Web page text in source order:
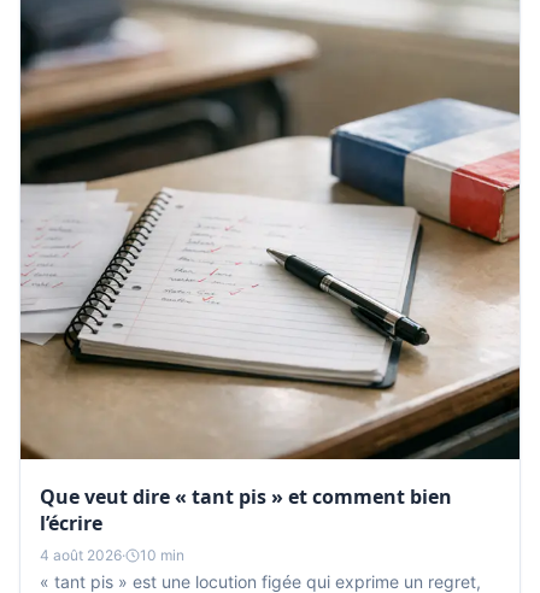
Que veut dire « tant pis » et comment bien
l’écrire
4 août 2026· 10 min
« tant pis » est une locution figée qui exprime un regret,